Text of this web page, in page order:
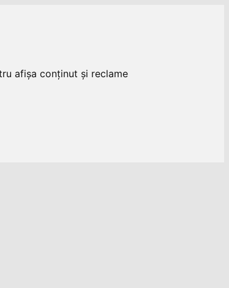
afișa conținut și reclame